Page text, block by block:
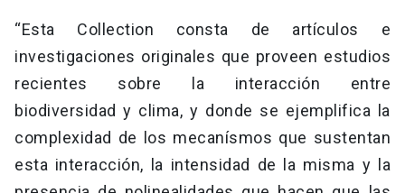
“Esta Collection consta de artículos e
investigaciones originales que proveen estudios
recientes sobre la interacción entre
biodiversidad y clima, y donde se ejemplifica la
complexidad de los mecanísmos que sustentan
esta interacción, la intensidad de la misma y la